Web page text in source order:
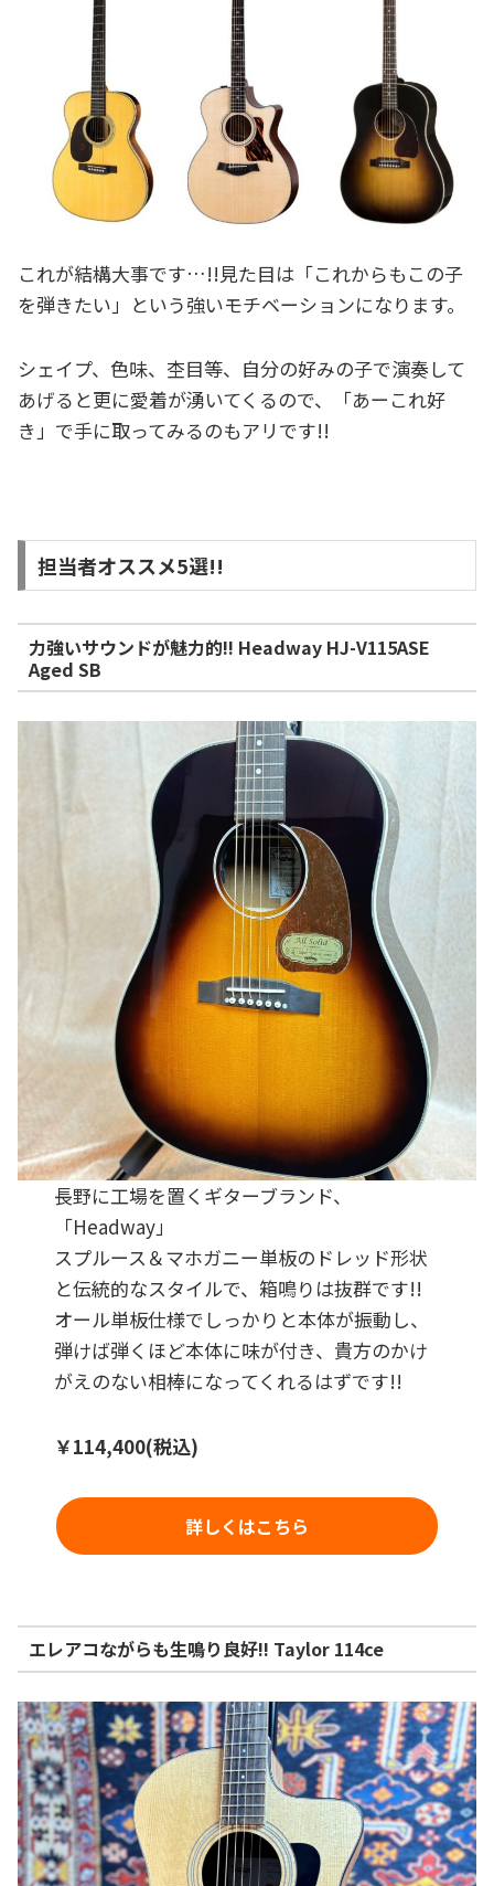
これが結構大事です…!!見た目は「これからもこの子
を弾きたい」という強いモチベーションになります。
シェイプ、色味、杢目等、自分の好みの子で演奏して
あげると更に愛着が湧いてくるので、「あーこれ好
き」で手に取ってみるのもアリです!!
担当者オススメ5選!!
力強いサウンドが魅力的!! Headway HJ-V115ASE
Aged SB
長野に工場を置くギターブランド、
「Headway」
スプルース＆マホガニー単板のドレッド形状
と伝統的なスタイルで、箱鳴りは抜群です!!
オール単板仕様でしっかりと本体が振動し、
弾けば弾くほど本体に味が付き、貴方のかけ
がえのない相棒になってくれるはずです!!
￥114,400(税込)
詳しくはこちら
エレアコながらも生鳴り良好!! Taylor 114ce